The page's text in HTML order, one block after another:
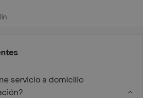
servicio a domicilio